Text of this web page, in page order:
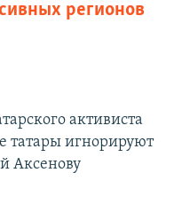
регионов
активиста
татары игнорируют
Аксенову